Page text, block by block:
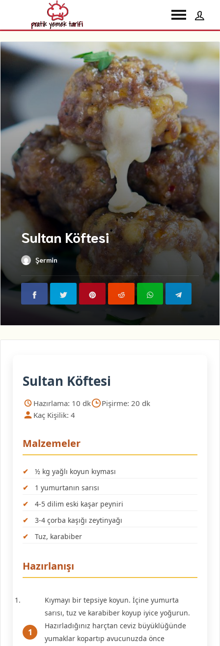
Sultan Köftesi
Şermin
Sultan Köftesi
Hazırlama: 10 dk
Pişirme: 20 dk
Kaç Kişilik: 4
Malzemeler
½ kg yağlı koyun kıyması
1 yumurtanın sarısı
4-5 dilim eski kaşar peyniri
3-4 çorba kaşığı zeytinyağı
Tuz, karabiber
Hazırlanışı
Kıymayı bir tepsiye koyun. İçine yumurta
sarısı, tuz ve karabiber koyup iyice yoğurun.
Hazırladığınız harçtan ceviz büyüklüğünde
yumaklar kopartıp avucunuzda önce